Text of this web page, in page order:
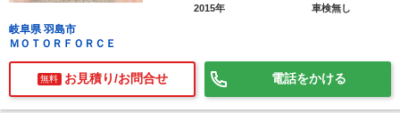
2015年
車検無し
岐阜県 羽島市
ＭＯＴＯＲＦＯＲＣＥ
無料 お見積り/お問合せ 電話をかける